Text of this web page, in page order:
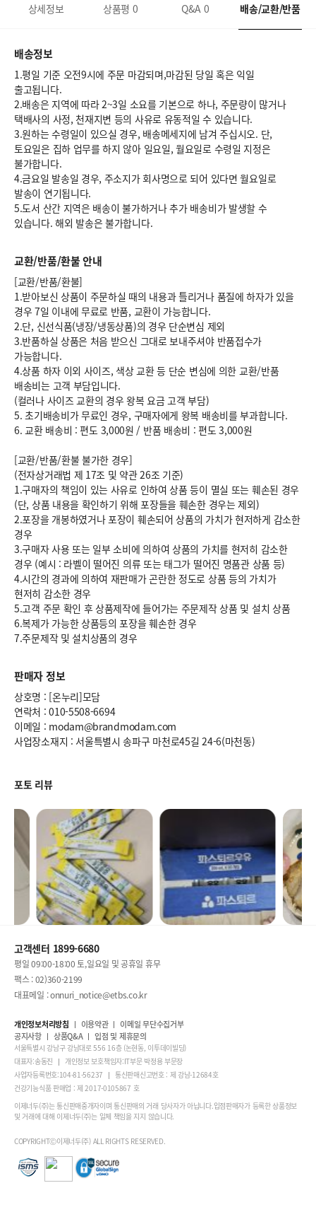
상세정보 상품평 0 Q&A 0 배송/교환/반품
배송정보
1.평일 기준 오전9시에 주문 마감되며,마감된 당일 혹은 익일
출고됩니다.
2.배송은 지역에 따라 2~3일 소요를 기본으로 하나, 주문량이 많거나
택배사의 사정, 천재지변 등의 사유로 유동적일 수 있습니다.
3.원하는 수령일이 있으실 경우, 배송메세지에 남겨 주십시오. 단,
토요일은 집하 업무를 하지 않아 일요일, 월요일로 수령일 지정은
불가합니다.
4.금요일 발송일 경우, 주소지가 회사명으로 되어 있다면 월요일로
발송이 연기됩니다.
5.도서 산간 지역은 배송이 불가하거나 추가 배송비가 발생할 수
있습니다. 해외 발송은 불가합니다.
교환/반품/환불 안내
[교환/반품/환불]
1.받아보신 상품이 주문하실 때의 내용과 틀리거나 품질에 하자가 있을
경우 7일 이내에 무료로 반품, 교환이 가능합니다.
2.단, 신선식품(냉장/냉동상품)의 경우 단순변심 제외
3.반품하실 상품은 처음 받으신 그대로 보내주셔야 반품접수가
가능합니다.
4.상품 하자 이외 사이즈, 색상 교환 등 단순 변심에 의한 교환/반품
배송비는 고객 부담입니다.
(컬러나 사이즈 교환의 경우 왕복 요금 고객 부담)
5. 초기배송비가 무료인 경우, 구매자에게 왕복 배송비를 부과합니다.
6.교환 배송비 : 편도 3,000원 / 반품 배송비 : 편도 3,000원
[교환/반품/환불 불가한 경우]
(전자상거래법 제 17조 및 약관 26조 기준)
1.구매자의 책임이 있는 사유로 인하여 상품 등이 멸실 또는 훼손된 경우
(단, 상품 내용을 확인하기 위해 포장들을 훼손한 경우는 제외)
2.포장을 개봉하였거나 포장이 훼손되어 상품의 가치가 현저하게 감소한
경우
3.구매자 사용 또는 일부 소비에 의하여 상품의 가치를 현저히 감소한
경우 (예시 : 라벨이 떨어진 의류 또는 태그가 떨어진 명품관 상품 등)
4.시간의 경과에 의하여 재판매가 곤란한 정도로 상품 등의 가치가
현저히 감소한 경우
5.고객 주문 확인 후 상품제작에 들어가는 주문제작 상품 및 설치 상품
6.복제가 가능한 상품등의 포장을 훼손한 경우
7.주문제작 및 설치상품의 경우
판매자 정보
상호명 : [온누리]모담
연락처 : 010-5508-6694
이메일 : modam@brandmodam.com
사업장소재지 : 서울특별시 송파구 마천로45길 24-6(마천동)
포토 리뷰
고객센터 1899-6680
평일 09:00-18:00 토,일요일 및 공휴일 휴무
팩스 : 02)360-2199
대표메일 : onnuri_notice@etbs.co.kr
개인정보처리방침 이용약관
이메일 무단수집거부
공지사항
상품Q&A 입점 및 제휴문의
서울특별시 강남구 강남대로 556 16층 (논현동, 이투데이빌딩)
대표자:송동진
개인정보 보호책임자:IT부문 박정용 부문장
사업자등록번호:104-81-56237
통신판매신고번호 : 제 강남-12684호
건강기능식품 판매업 : 제 2017-0105867 호
이제너두(주)는 통신판매중개자이며 통신판매의 거래 당사자가 아닙니다.입점판매자가 등록한 상품정보
및 거래에 대해 이제너두(주)는 일체 책임을 지지 않습니다.
COPYRIGHTⒸ이제너두(주) ALL RIGHTS RESERVED.